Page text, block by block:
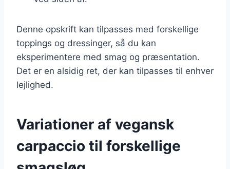
Denne opskrift kan tilpasses med forskellige
toppings og dressinger, så du kan
eksperimentere med smag og præsentation.
Det er en alsidig ret, der kan tilpasses til enhver
lejlighed.
Variationer af vegansk
carpaccio til forskellige